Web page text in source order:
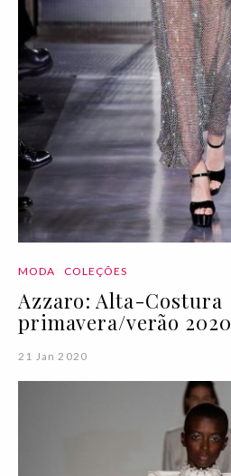
MODA COLEÇÕES
Azzaro: Alta-Costura
primavera/verão 2020
21 Jan 2020